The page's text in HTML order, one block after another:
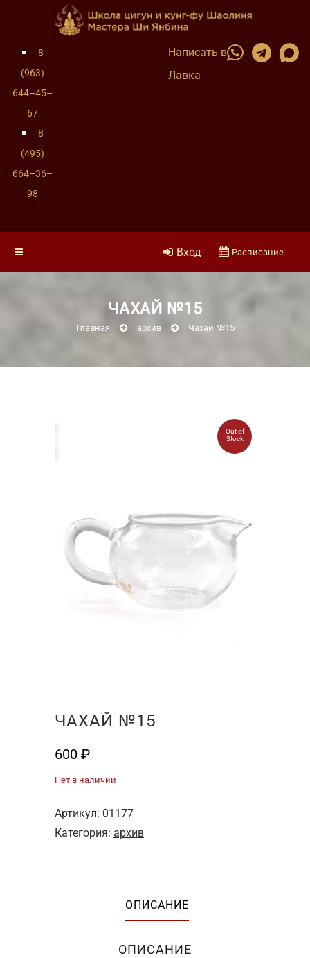
8
(963)
644–45–
67
8
(495)
664–36–
98
Написать в
Лавка
Вход Расписание
ЧАХАЙ №15
Главная архив Чахай №15
Out of
Stock
ЧАХАЙ №15
600 ₽
Нет в наличии
Артикул: 01177
Категория: архив
ОПИСАНИЕ
ОПИСАНИЕ